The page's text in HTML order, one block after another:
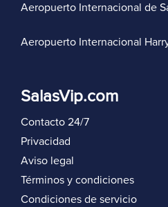
Aeropuerto Internacional de
Aeropuerto Internacional
SalasVip.com
Contacto 24/7
Privacidad
Aviso legal
Términos y condiciones
Condiciones de servicio